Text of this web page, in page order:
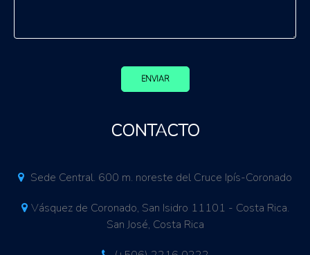
ENVIAR
CONTACTO
Sede Central. 600 m. noreste del Cruce Ipís-Coronado
Vásquez de Coronado, San Isidro 11101 - Costa Rica.
San José, Costa Rica